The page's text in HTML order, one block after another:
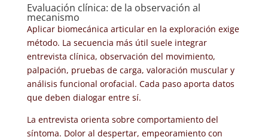
Evaluación clínica: de la observación al
mecanismo
Aplicar biomecánica articular en la exploración exige
método. La secuencia más útil suele integrar
entrevista clínica, observación del movimiento,
palpación, pruebas de carga, valoración muscular y
análisis funcional orofacial. Cada paso aporta datos
que deben dialogar entre sí.
La entrevista orienta sobre comportamiento del
síntoma. Dolor al despertar, empeoramiento con